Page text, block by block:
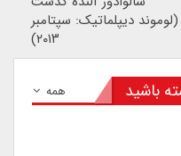
(لوموند دیپلماتیک: سپتامبر
۲۰۱۳)
همه